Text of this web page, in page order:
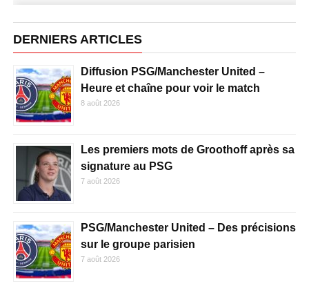
DERNIERS ARTICLES
Diffusion PSG/Manchester United –
Heure et chaîne pour voir le match
8 août 2026
Les premiers mots de Groothoff après sa
signature au PSG
7 août 2026
PSG/Manchester United – Des précisions
sur le groupe parisien
7 août 2026